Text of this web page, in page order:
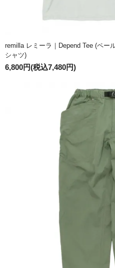
remilla レミーラ｜Depend Tee (ペー
シャツ)
6,800円(税込7,480円)